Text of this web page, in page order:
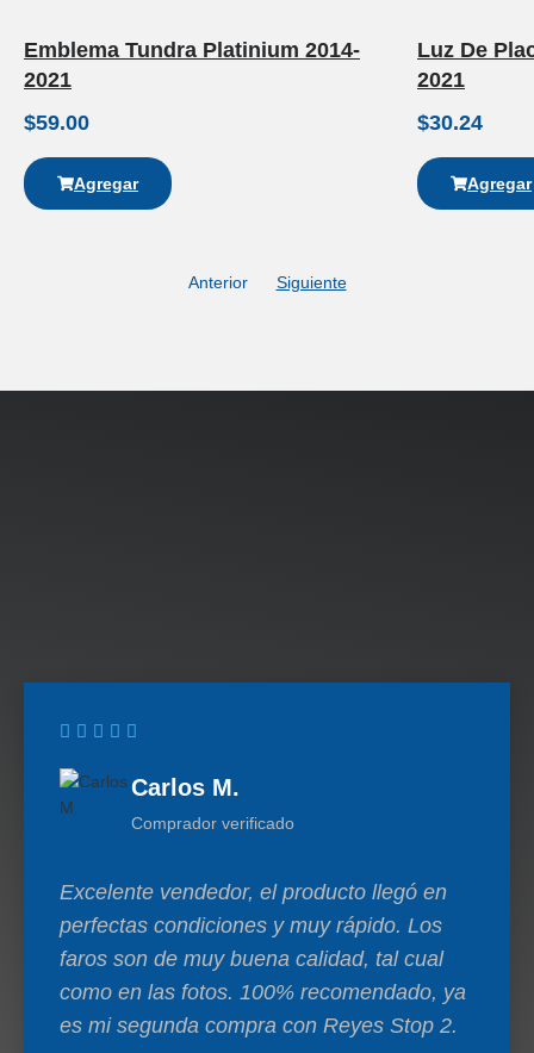
Emblema Tundra Platinium 2014-
2021
$59.00
Agregar
Luz De
2021
$30.24
Agregar
Anterior Siguiente
Carlos M.
Comprador verificado
Excelente vendedor, el producto llegó en
perfectas condiciones y muy rápido. Los
faros son de muy buena calidad, tal cual
como en las fotos. 100% recomendado, ya
es mi segunda compra con Reyes Stop 2.